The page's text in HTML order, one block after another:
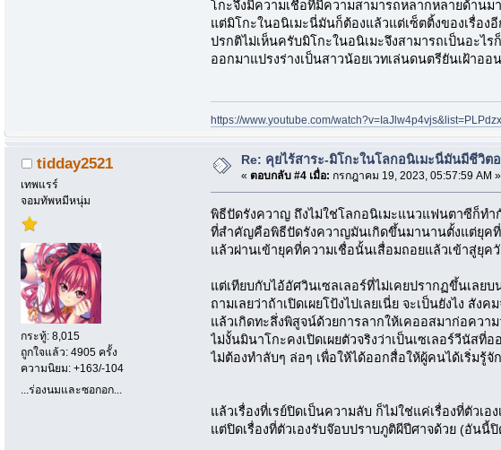
โกะจึงมีความเชื่อที่มีความสามารถหลากหลายด้านม
แต่มิโกะในอนิเมะนี่มันก็ต้องแล้วแต่เซ็ตติ้งของเรื่อง
ปรกติไม่เห็นครับมิโกะในอนิเมะจึงสามารถเป็นอะไ
ออกมาแปรงร่างเป็นสาวน้อยเวทเล่นดนตรียันเฝ้าอ
https://www.youtube.com/
tidday2521
เทพแรร์
จอมทัพหมีหนุ่ม
กระทู้: 8,015
ถูกใจแล้ว: 4905 ครั้ง
ความนิยม: +163/-104
...ร่องนมและซอกอก...
Re: คุยไร้สาระ-มิโกะในโลกอนิเมะนี่มันมีชีวิต
« ตอบกลับ #4 เมื่อ: กรกฎาคม 19, 2023, 05:57:59 AM »
พิธีปัดรังควาญ ถึงไม่ใช่โลกอนิเมะแนวแฟนตาซีก็ทำ
ที่สำคัญคือพิธีปัดรังควาญมันเกิดขึ้นมานานตั้งแต่ยุคที่
แล้วผ่านเข้ายุคที่ความเชื่อนั้นเสื่อมถอยแล้วเข้าสู่ยุ
แต่เทียบกับไอ้อัศวินเซลเลอร์ที่ไม่เคยปรากฏขึ้นเลย
ถามเลยว่าถ้าเปิดเผยโป้งไปเลยเนี่ย จะเป็นยังไง สังค
แล้วเกิดทะลึ่งพิสูจน์ด้วยการลากให้เคออสมาก่อควา
ไม่งั้นมินาโกะคงเปิดเผยตัวจริงว่าเป็นเซเลอร์วีนัส
ไม่ต้องทำลับๆ ล่อๆ เพื่อให้ได้ออกสื่อให้ผู้คนได้เริ่มรู้
แล้วเรื่องที่เรย์ปิดเป็นความลับ ก็ไม่ใช่แค่เรื่องที่ตัวเอ
แต่ปิดเรื่องที่ตัวเองรับจ๊อบปราบภูติผีปีศาจด้วย (อันนี้